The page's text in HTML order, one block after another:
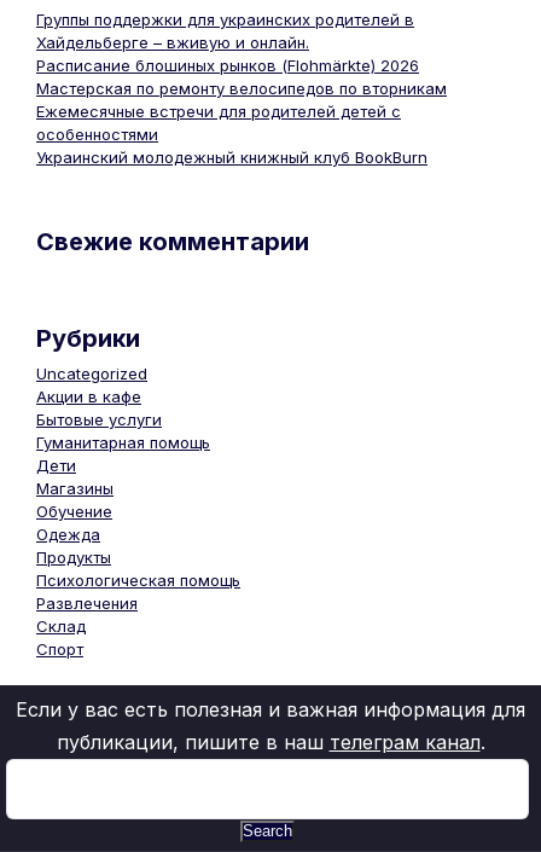
Группы поддержки для украинских родителей в
Хайдельберге – вживую и онлайн.
Расписание блошиных рынков (Flohmärkte) 2026
Мастерская по ремонту велосипедов по вторникам
Ежемесячные встречи для родителей детей с
особенностями
Украинский молодежный книжный клуб BookBurn
Свежие комментарии
Рубрики
Uncategorized
Акции в кафе
Бытовые услуги
Гуманитарная помощь
Дети
Магазины
Обучение
Одежда
Продукты
Психологическая помощь
Развлечения
Склад
Спорт
Если у вас есть полезная и важная информация для
публикации, пишите в наш телеграм канал.
Search